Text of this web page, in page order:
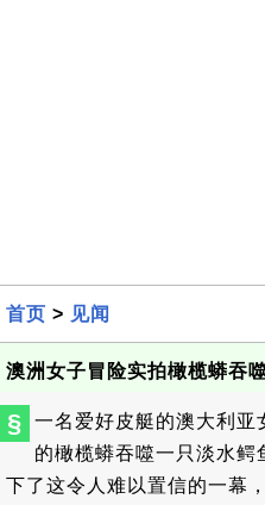
首页 > 见闻
澳洲女子冒险实拍橄榄蟒吞
§
一名爱好皮艇的澳大利亚
的橄榄蟒吞噬一只淡水
下了这令人难以置信的一幕